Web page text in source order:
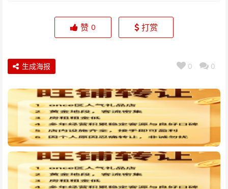
赞 0 打赏
0 0
生成海报